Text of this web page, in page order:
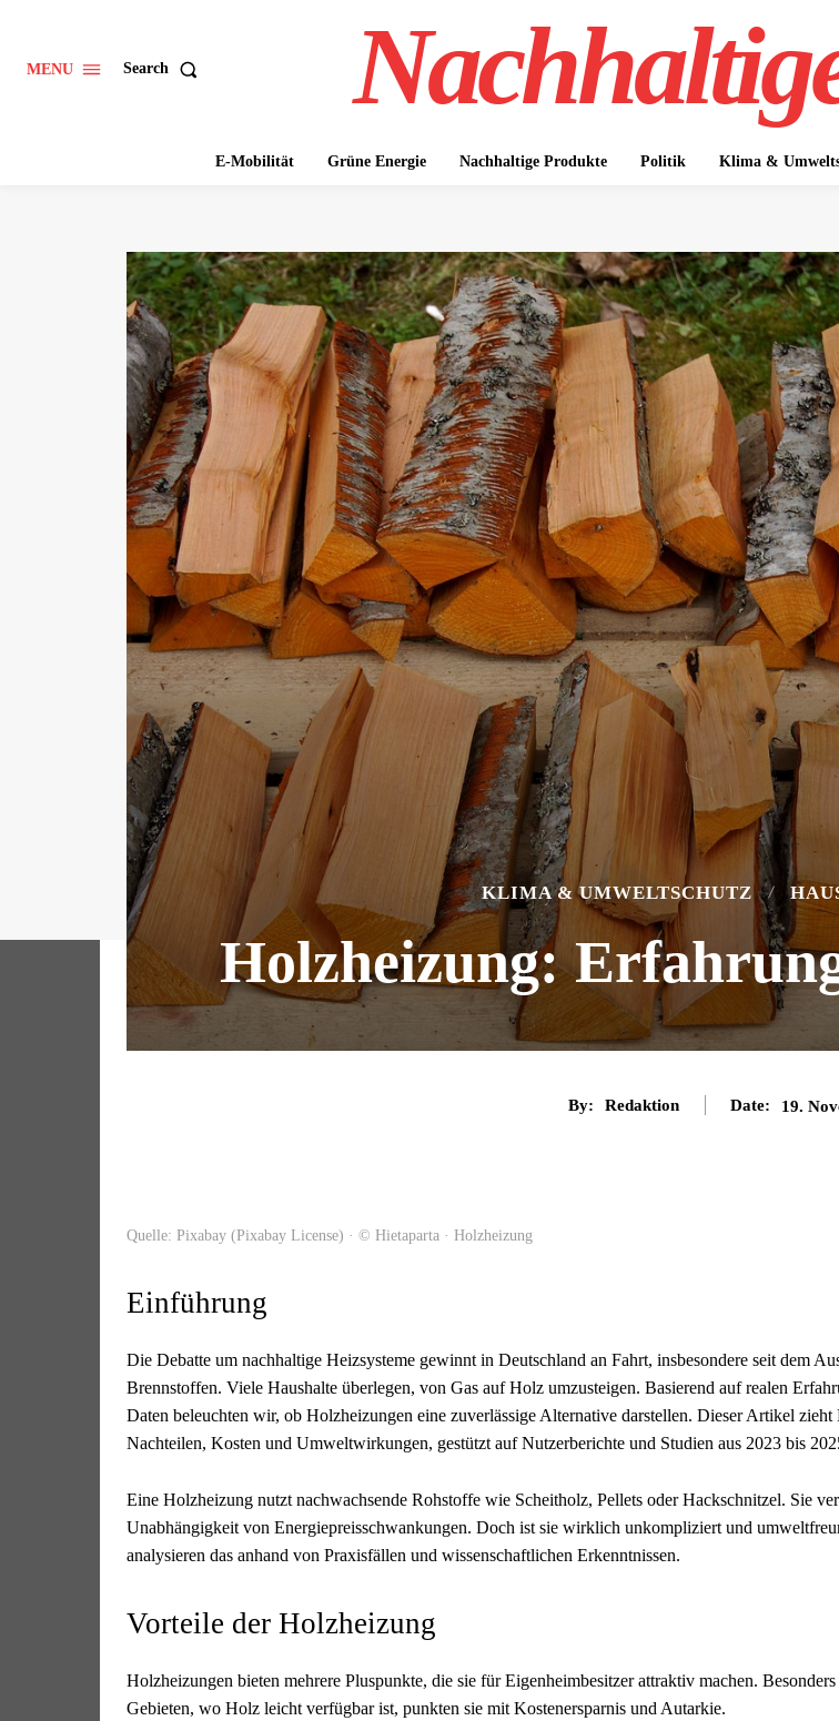
MENU Search
E-Mobilität Grüne Energie Nachhaltige Produkte Politik Klima &
KLIMA & UMWELTSCHUTZ
Holzheizung:
By: Redaktion Date: 19.
Quelle: Pixabay (Pixabay License) · © Hietaparta · Holzheizung
Einführung
Die Debatte um nachhaltige Heizsysteme gewinnt in Deutschland an Fahrt, insbesondere seit dem
Brennstoffen. Viele Haushalte überlegen, von Gas auf Holz umzusteigen. Basierend auf realen
Daten beleuchten wir, ob Holzheizungen eine zuverlässige Alternative darstellen. Dieser Artikel
Nachteilen, Kosten und Umweltwirkungen, gestützt auf Nutzerberichte und Studien aus 2023 bis
Eine Holzheizung nutzt nachwachsende Rohstoffe wie Scheitholz, Pellets oder Hackschnitzel. Sie
Unabhängigkeit von Energiepreisschwankungen. Doch ist sie wirklich unkompliziert und
analysieren das anhand von Praxisfällen und wissenschaftlichen Erkenntnissen.
Vorteile der Holzheizung
Holzheizungen bieten mehrere Pluspunkte, die sie für Eigenheimbesitzer attraktiv machen.
Gebieten, wo Holz leicht verfügbar ist, punkten sie mit Kostenersparnis und Autarkie.